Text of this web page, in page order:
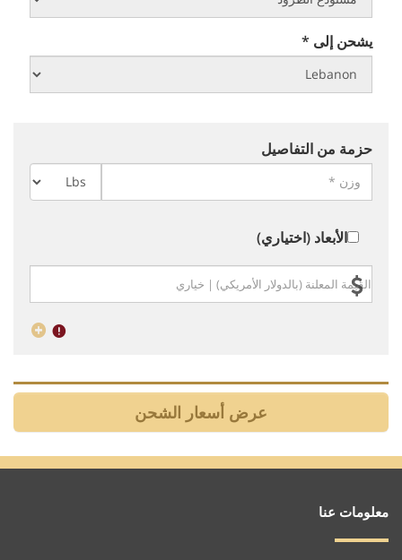
يشحن إلى *
حزمة من التفاصيل
الأبعاد (اختياري)
معلومات عنا